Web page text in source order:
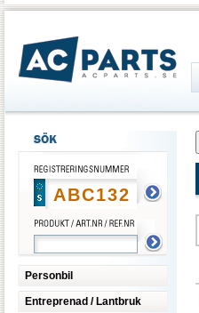
Personbil
Entreprenad / Lantbruk